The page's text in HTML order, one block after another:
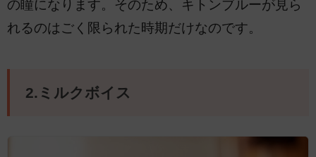
の瞳になります。そのため、キトンブルーが見ら
れるのはごく限られた時期だけなのです。
2.ミルクボイス